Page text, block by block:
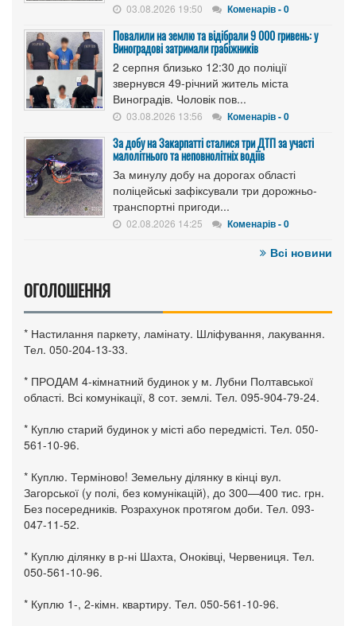
03.08.2026 19:50 Коменарів - 0
Повалили на землю та відібрали 9 000 гривень: у
Виноградові затримали грабіжників
2 серпня близько 12:30 до поліції
звернувся 49-річний житель міста
Виноградів. Чоловік пов...
03.08.2026 13:56 Коменарів - 0
За добу на Закарпатті сталися три ДТП за участі
малолітнього та неповнолітніх водіїв
За минулу добу на дорогах області
поліцейські зафіксували три дорожньо-
транспортні пригоди...
02.08.2026 14:25 Коменарів - 0
Всі новини
ОГОЛОШЕННЯ
* Настилання паркету, ламінату. Шліфування, лакування.
Тел. 050-204-13-33.
* ПРОДАМ 4-кімнатний будинок у м. Лубни Полтавської
області. Всі комунікації, 8 сот. землі. Тел. 095-904-79-24.
* Куплю старий будинок у місті або передмісті. Тел. 050-
561-10-96.
* Куплю. Терміново! Земельну ділянку в кінці вул.
Загорської (у полі, без комунікацій), до 300—400 тис. грн.
Без посередників. Розрахунок протягом доби. Тел. 093-
047-11-52.
* Куплю ділянку в р-ні Шахта, Оноківці, Червениця. Тел.
050-561-10-96.
* Куплю 1-, 2-кімн. квартиру. Тел. 050-561-10-96.